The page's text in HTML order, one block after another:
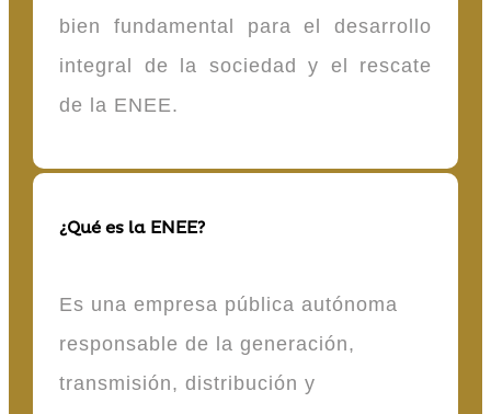
bien fundamental para el desarrollo
integral de la sociedad y el rescate
de la ENEE.
¿Qué es la ENEE?
Es una empresa pública autónoma
responsable de la generación,
transmisión, distribución y